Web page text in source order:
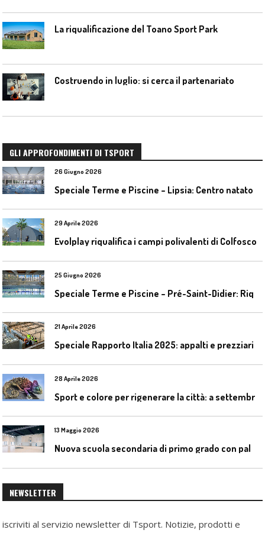
La riqualificazione del Toano Sport Park
Costruendo in luglio: si cerca il partenariato
GLI APPROFONDIMENTI DI TSPORT
26 Giugno 2026
29 Aprile 2026
Evolplay riqualifica i campi polivalenti di Colfosco
25 Giugno 2026
21 Aprile 2026
Speciale Rapporto Italia 2025: appalti e prezziari
28 Aprile 2026
13 Maggio 2026
NEWSLETTER
iscriviti al servizio newsletter di Tsport. Notizie, prodotti e